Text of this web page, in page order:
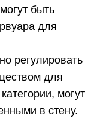
быть
для
регулировать
для
могут
в стену.